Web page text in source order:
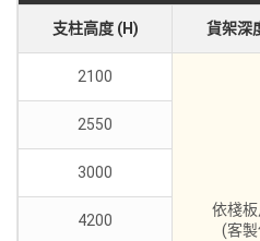
支柱高度 (H) 貨架深
2100
依棧
(客
2550
3000
4200